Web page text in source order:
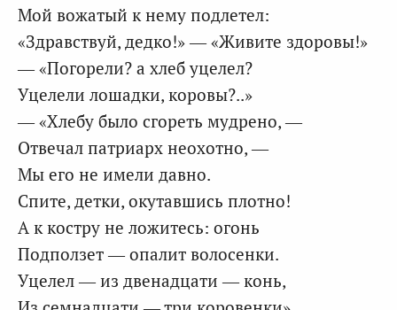
Мой вожатый к нему подлетел:
«Здравствуй, дедко!» — «Живите здоровы!»
— «Погорели? а хлеб уцелел?
Уцелели лошадки, коровы?..»
— «Хлебу было сгореть мудрено, —
Отвечал патриарх неохотно, —
Мы его не имели давно.
Спите, детки, окутавшись плотно!
А к костру не ложитесь: огонь
Подползет — опалит волосенки.
Уцелел — из двенадцати — конь,